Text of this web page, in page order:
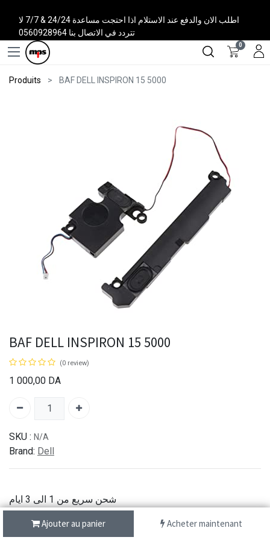
اطلب الان والدفع عند الاستلام اذا احتجت مساعدة 24/24 & 7/7 لا
تتردد في الاتصال بنا 0560928964
0
Produits BAF DELL INSPIRON 15 5000
Ajouter au panier Acheter maintenant
BAF DELL INSPIRON 15 5000
(0 review)
1 000,00 DA
SKU : N/A
Brand: Dell
شحن سريع من 1 الى 3 ايام
الدفع عند الاستلام
خدمة الزبائن عبر الهاتف